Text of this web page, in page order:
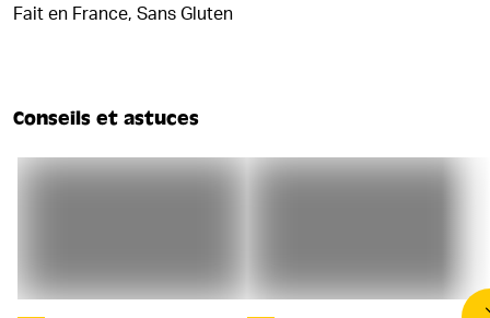
Fait en France, Sans Gluten
Conseils et astuces